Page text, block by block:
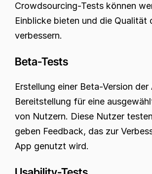
Crowdsourcing-Tests können
Einblicke bieten und die Qualität
verbessern.
Beta-Tests
Erstellung einer Beta-Version der
Bereitstellung für eine
von Nutzern. Diese Nutzer
geben Feedback, das zur
App genutzt wird.